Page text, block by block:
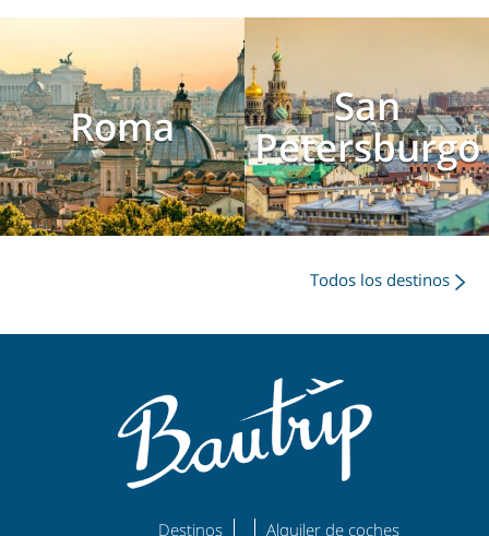
Roma
San
Petersburgo
Todos los destinos
Destinos Alquiler de coches